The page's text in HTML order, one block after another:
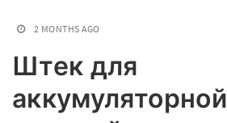
2 MONTHS AGO
Штек для
аккумуляторной